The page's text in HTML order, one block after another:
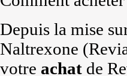
Depuis la mise
Naltrexone
votre achat de